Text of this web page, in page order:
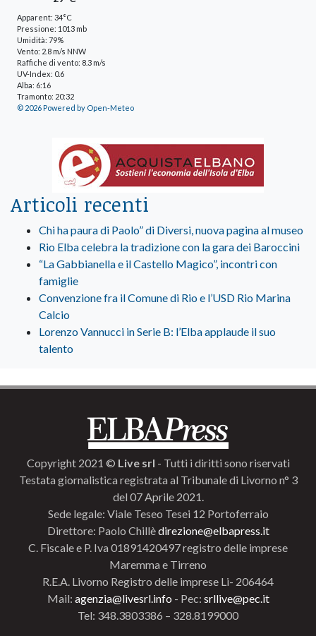
Apparent: 34°C
Pressione: 1013 mb
Umidità: 79%
Vento: 2.8 m/s NNW
Raffiche di vento: 8.3 m/s
UV-Index: 0.6
Alba: 6:16
Tramonto: 20:32
© 2026 Powered by Open-Meteo
Articoli recenti
Chi ha paura di Paolo” di Diversi, nuova pagina al museo
Rio Elba celebra la tradizione con la gara dei Baroccini
“La Gabbianella e il Castello Magico”, incontri con
famiglie
Convenzione fra il Comune di Rio e l’USD Rio Marina
Calcio
Lorenzo Vannucci in Serie B: l’Elba applaude il suo
talento
Copyright 2021 © Live srl - Tutti i diritti sono riservati
Testata giornalistica registrata al Tribunale di Livorno n° 3
del 07 Aprile 2021.
Sede legale: Viale Teseo Tesei 12 Portoferraio
Direttore: Paolo Chillèdirezione@elbapress.it
C. Fiscale e P. Iva 01891420497 registro delle imprese
Maremma e Tirreno
R.E.A. Livorno Registro delle imprese Li- 206464
Mail: agenzia@livesrl.info - Pec: srllive@pec.it
Tel: 348.3803386 – 328.8199000